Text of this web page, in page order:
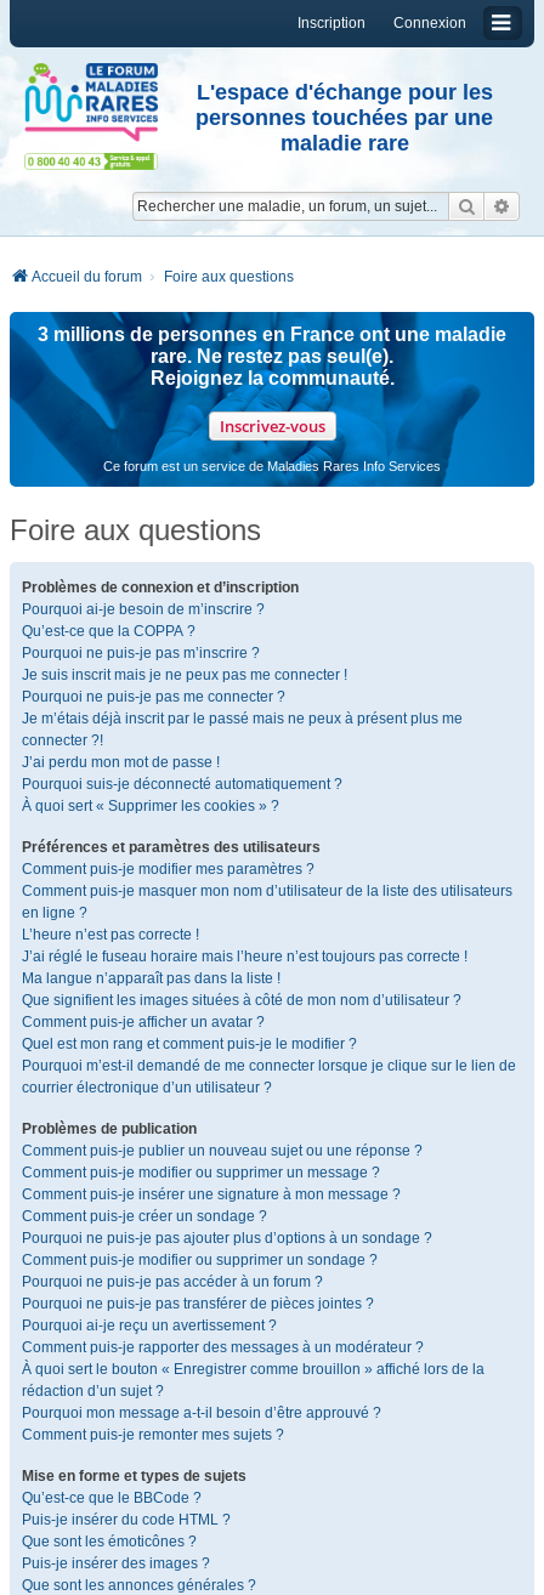
Connexion
Inscription
L'espace d'échange pour les
personnes touchées par une
maladie rare
Accueil du forum Foire aux questions
3 millions de personnes en France ont une maladie
rare. Ne restez pas seul(e).
Rejoignez la communauté.
Inscrivez-vous
Ce forum est un service de Maladies Rares Info Services
Foire aux questions
Problèmes de connexion et d’inscription
Pourquoi ai-je besoin de m’inscrire ?
Qu’est-ce que la COPPA ?
Pourquoi ne puis-je pas m’inscrire ?
Je suis inscrit mais je ne peux pas me connecter !
Pourquoi ne puis-je pas me connecter ?
Je m’étais déjà inscrit par le passé mais ne peux à présent plus me
connecter ?!
J’ai perdu mon mot de passe !
Pourquoi suis-je déconnecté automatiquement ?
À quoi sert « Supprimer les cookies » ?
Préférences et paramètres des utilisateurs
Comment puis-je modifier mes paramètres ?
Comment puis-je masquer mon nom d’utilisateur de la liste des utilisateurs
en ligne ?
L’heure n’est pas correcte !
J’ai réglé le fuseau horaire mais l’heure n’est toujours pas correcte !
Ma langue n’apparaît pas dans la liste !
Que signifient les images situées à côté de mon nom d’utilisateur ?
Comment puis-je afficher un avatar ?
Quel est mon rang et comment puis-je le modifier ?
Pourquoi m’est-il demandé de me connecter lorsque je clique sur le lien de
courrier électronique d’un utilisateur ?
Problèmes de publication
Comment puis-je publier un nouveau sujet ou une réponse ?
Comment puis-je modifier ou supprimer un message ?
Comment puis-je insérer une signature à mon message ?
Comment puis-je créer un sondage ?
Pourquoi ne puis-je pas ajouter plus d’options à un sondage ?
Comment puis-je modifier ou supprimer un sondage ?
Pourquoi ne puis-je pas accéder à un forum ?
Pourquoi ne puis-je pas transférer de pièces jointes ?
Pourquoi ai-je reçu un avertissement ?
Comment puis-je rapporter des messages à un modérateur ?
À quoi sert le bouton « Enregistrer comme brouillon » affiché lors de la
rédaction d’un sujet ?
Pourquoi mon message a-t-il besoin d’être approuvé ?
Comment puis-je remonter mes sujets ?
Mise en forme et types de sujets
Qu’est-ce que le BBCode ?
Puis-je insérer du code HTML ?
Que sont les émoticônes ?
Puis-je insérer des images ?
Que sont les annonces générales ?